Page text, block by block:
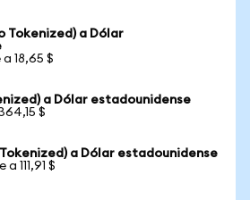
Tokenized) a Dólar
18,65 $
a Dólar estadounidense
$
a Dólar estadounidense
111,91 $